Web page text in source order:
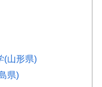
(山形県)
県)